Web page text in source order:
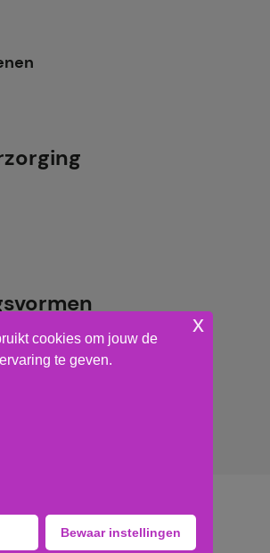
cookieverklaring
cookies om jouw de
te geven.
Bewaar instellingen
x